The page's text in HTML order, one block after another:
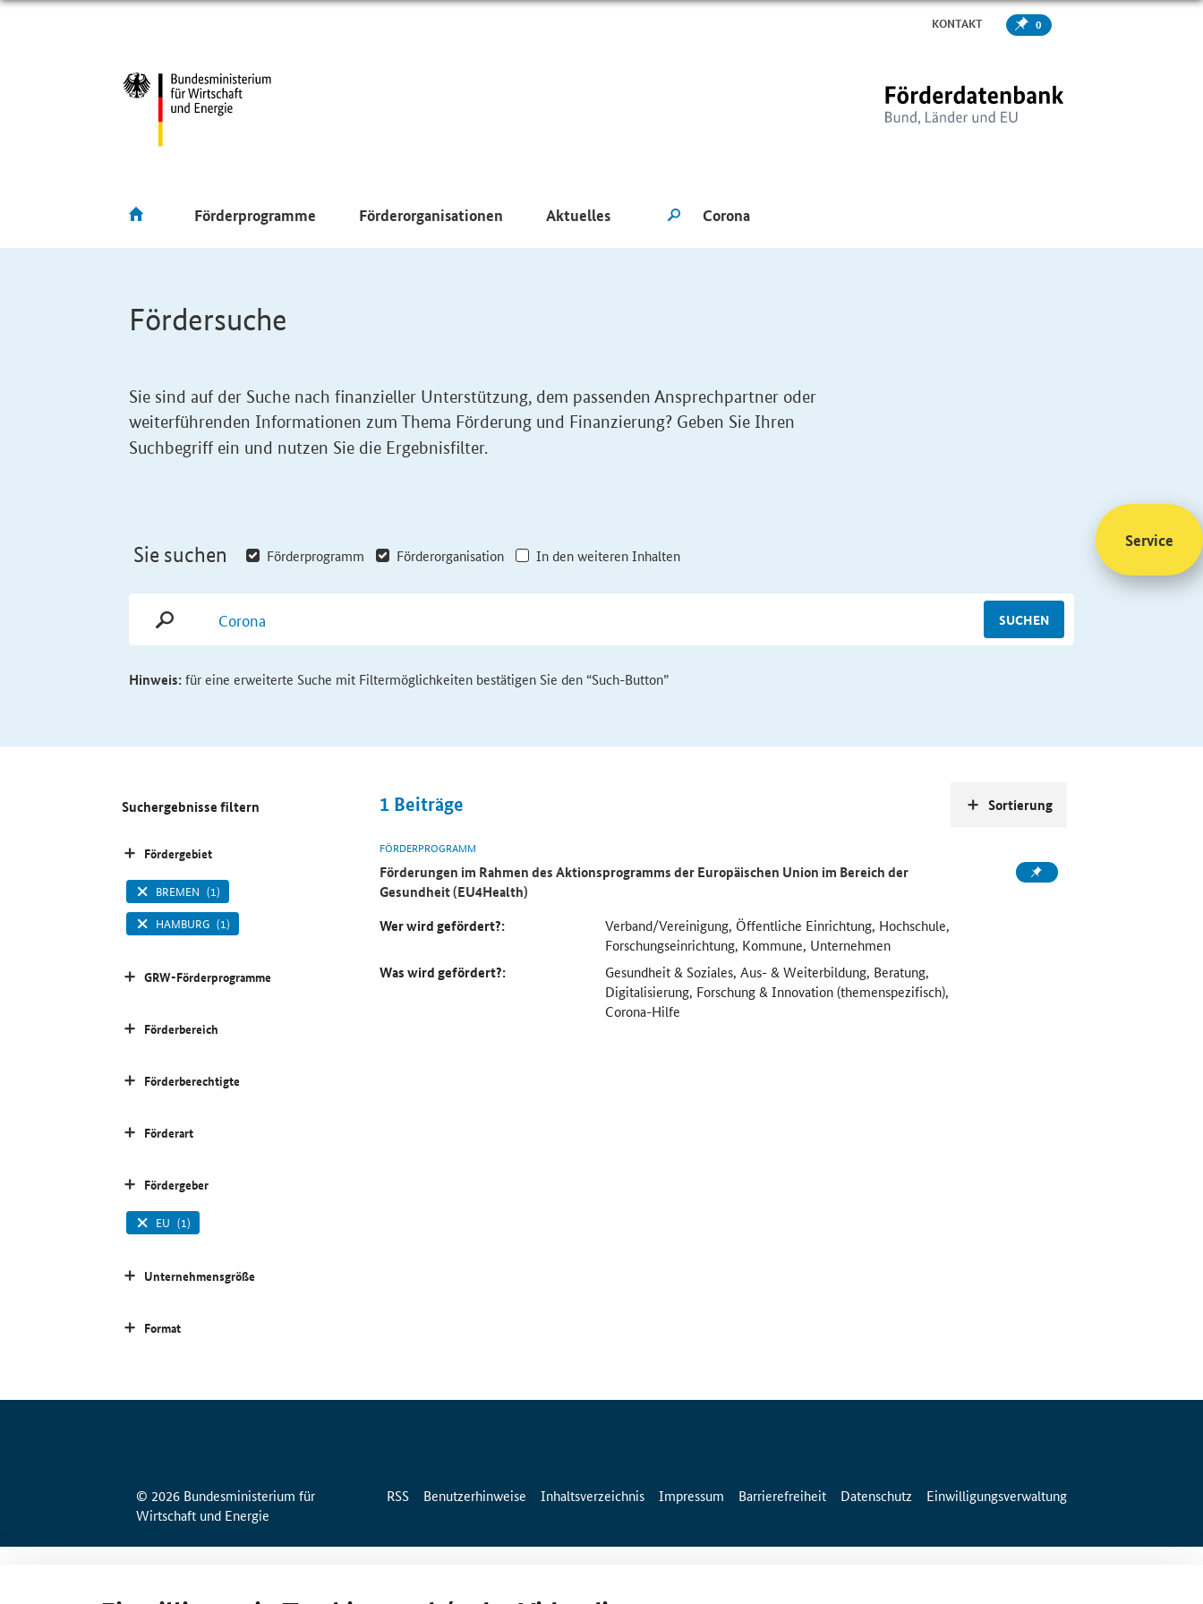
KONTAKT 0
Förderprogramme Förderorganisationen Aktuelles
Fördersuche
Sie sind auf der Suche nach finanzieller Unterstützung, dem passenden Ansprechpartner oder
weiterführenden Informationen zum Thema Förderung und Finanzierung? Geben Sie Ihren
Suchbegriff ein und nutzen Sie die Ergebnisfilter.
Sie suchen Förderprogramm Förderorganisation In den weiteren Inhalten
SUCHEN
Hinweis:für eine erweiterte Suche mit Filtermöglichkeiten bestätigen Sie den “Such-Button”
1 Beiträge
FÖRDERPROGRAMM
Förderungen im Rahmen des Aktionsprogramms der Europäischen Union im Bereich der
Gesundheit (EU4Health)
Wer wird gefördert?:
Verband/Vereinigung, Öffentliche Einrichtung, Hochschule,
Forschungseinrichtung, Kommune, Unternehmen
Was wird gefördert?:
Gesundheit & Soziales, Aus- & Weiterbildung, Beratung,
Digitalisierung, Forschung & Innovation (themenspezifisch),
Corona-Hilfe
Sortierung
Suchergebnisse filtern
Fördergebiet
BREMEN (1)
HAMBURG (1)
GRW-Förderprogramme
Förderbereich
Förderberechtigte
Förderart
Fördergeber
EU (1)
Unternehmensgröße
Format
Service
© 2026 Bundesministerium für
Wirtschaft und Energie
RSS Benutzerhinweise Inhaltsverzeichnis Impressum Barrierefreiheit Datenschutz Einwilligungsverwaltung